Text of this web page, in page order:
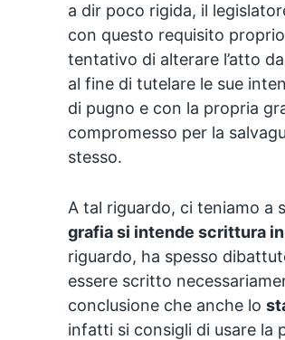
a dir poco rigida, il
con questo requisito
tentativo di alterare l’atto
al fine di tutelare le sue
di pugno e con la propria
compromesso per la
stesso.
A tal riguardo, ci teniamo a
grafia si intende scrittura
riguardo, ha spesso
essere scritto
conclusione che anche lo
infatti si consigli di usare la